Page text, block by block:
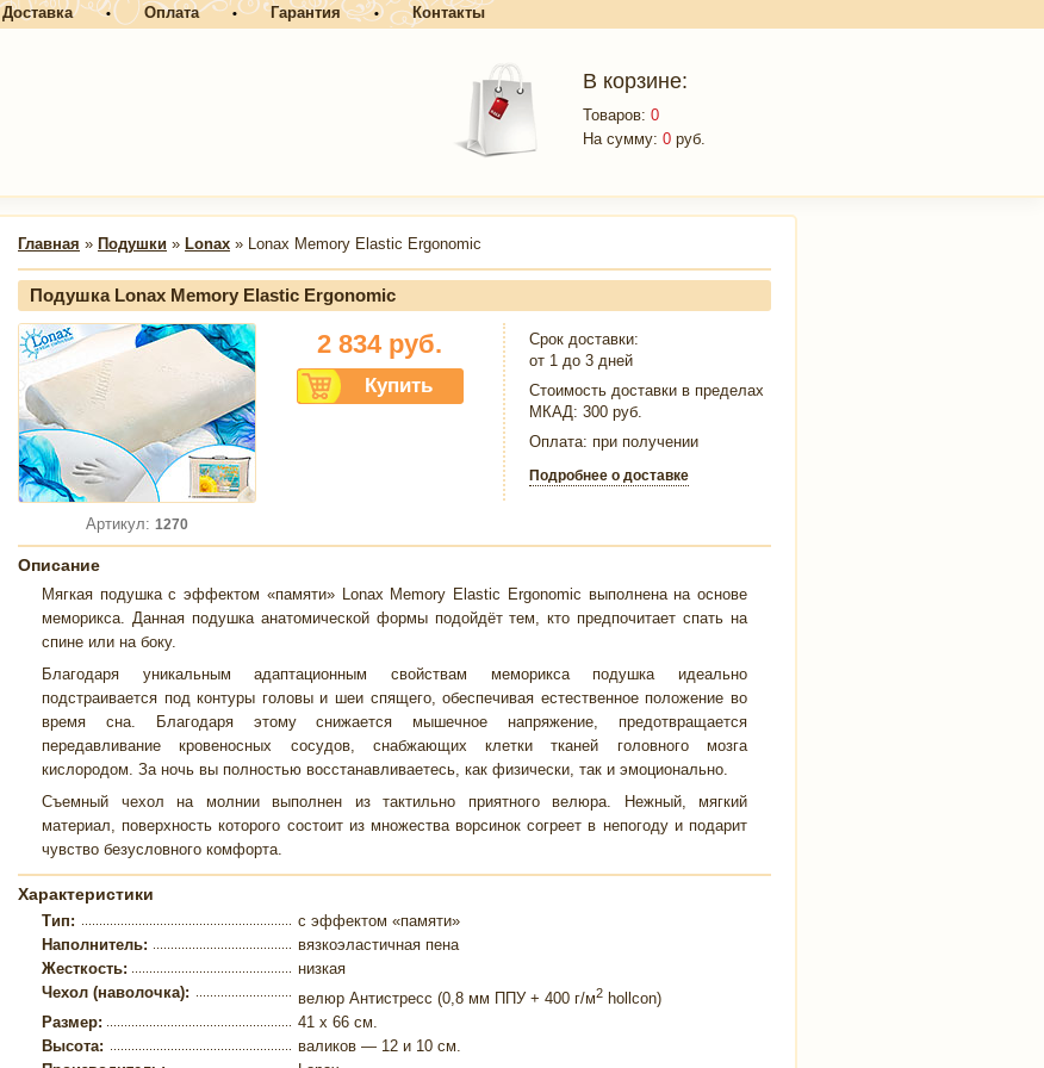
Доставка • Оплата • Гарантия • Контакты
В корзине:
Товаров: 0
На сумму: 0 руб.
Главная » Подушки » Lonax » Lonax Memory Elastic Ergonomic
Подушка Lonax Memory Elastic Ergonomic
Артикул: 1270
2 834руб.
Срок доставки:
от 1 до 3 дней
Стоимость доставки в пределах
МКАД: 300 руб.
Оплата: при получении
Подробнее о доставке
Описание
Мягкая подушка с эффектом «памяти» Lonax Memory Elastic Ergonomic выполнена на основе
меморикса. Данная подушка анатомической формы подойдёт тем, кто предпочитает спать на
спине или на боку.
Благодаря уникальным адаптационным свойствам меморикса подушка идеально
подстраивается под контуры головы и шеи спящего, обеспечивая естественное положение во
время сна. Благодаря этому снижается мышечное напряжение, предотвращается
передавливание кровеносных сосудов, снабжающих клетки тканей головного мозга
кислородом. За ночь вы полностью восстанавливаетесь, как физически, так и эмоционально.
Съемный чехол на молнии выполнен из тактильно приятного велюра. Нежный, мягкий
материал, поверхность которого состоит из множества ворсинок согреет в непогоду и подарит
чувство безусловного комфорта.
Характеристики
Тип:
с эффектом «памяти»
Наполнитель:
вязкоэластичная пена
Жесткость:
низкая
Чехол (наволочка):
велюр Антистресс (0,8 мм ППУ + 400 г/м2 hollcon)
Размер:
41 x 66 см.
Высота:
валиков — 12 и 10 см.